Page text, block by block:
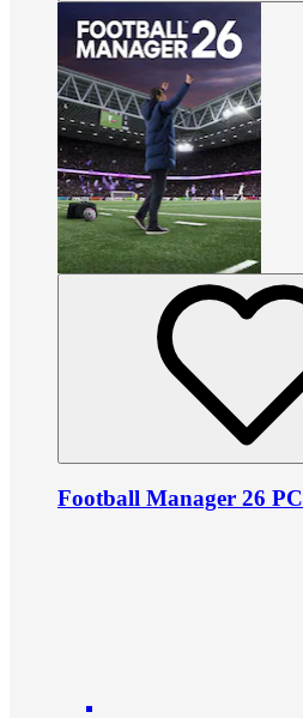
Football Manager 26 PC